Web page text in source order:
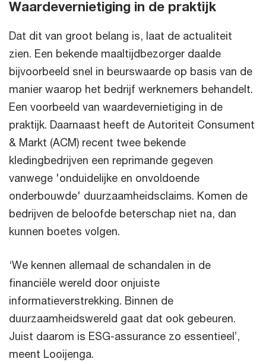
Waardevernietiging in de praktijk
Dat dit van groot belang is, laat de actualiteit
zien. Een bekende maaltijdbezorger daalde
bijvoorbeeld snel in beurswaarde op basis van de
manier waarop het bedrijf werknemers behandelt.
Een voorbeeld van waardevernietiging in de
praktijk. Daarnaast heeft de Autoriteit Consument
& Markt (ACM) recent twee bekende
kledingbedrijven een reprimande gegeven
vanwege 'onduidelijke en onvoldoende
onderbouwde' duurzaamheidsclaims. Komen de
bedrijven de beloofde beterschap niet na, dan
kunnen boetes volgen.
‘We kennen allemaal de schandalen in de
financiële wereld door onjuiste
informatieverstrekking. Binnen de
duurzaamheidswereld gaat dat ook gebeuren.
Juist daarom is ESG-assurance zo essentieel’,
meent Looijenga.